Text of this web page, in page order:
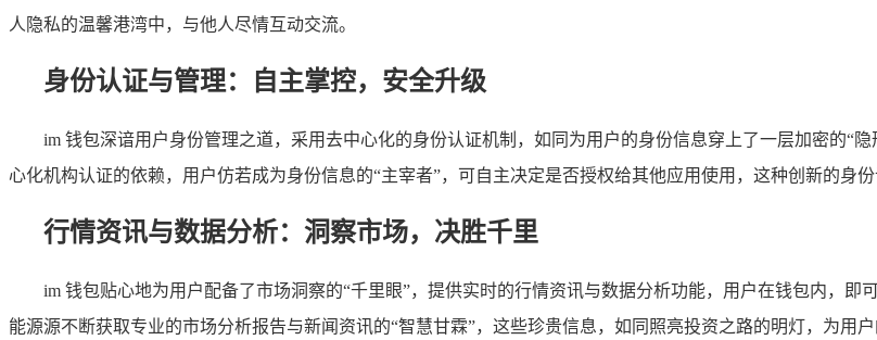
人隐私的温馨港湾中，与他人尽情互动交流。
身份认证与管理：自主掌控，安全升级
im 钱包深谙用户身份管理之道，采用去中心化的身份认证机制，如同为用户的身份信息穿上了一层加密的“
心化机构认证的依赖，用户仿若成为身份信息的“主宰者”，可自主决定是否授权给其他应用使用，这种创新的身
行情资讯与数据分析：洞察市场，决胜千里
im 钱包贴心地为用户配备了市场洞察的“千里眼”，提供实时的行情资讯与数据分析功能，用户在钱包内，
能源源不断获取专业的市场分析报告与新闻资讯的“智慧甘霖”，这些珍贵信息，如同照亮投资之路的明灯，为用